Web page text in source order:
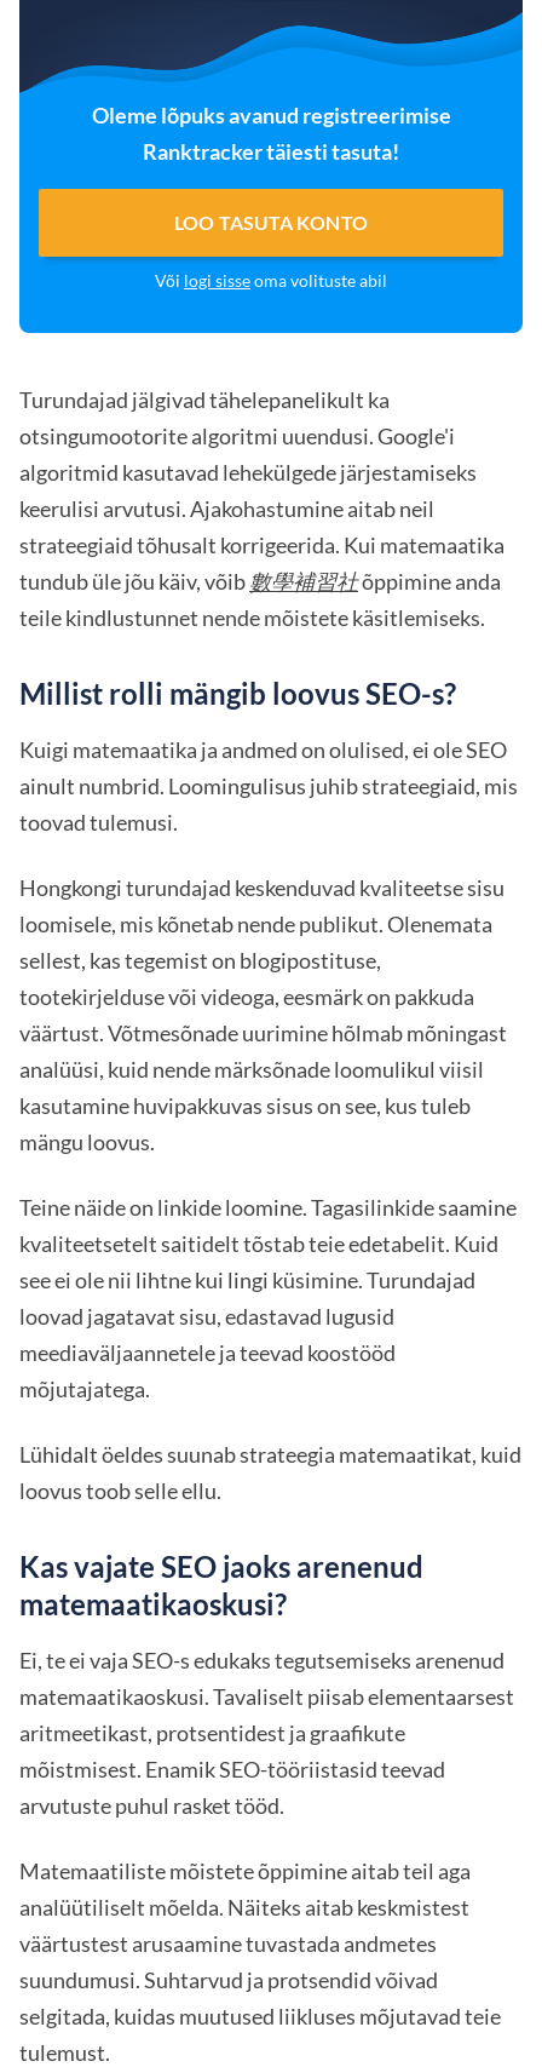
Oleme lõpuks avanud registreerimise
Ranktracker täiesti tasuta!
LOO TASUTA KONTO
Või logi sisseoma volituste abil
Turundajad jälgivad tähelepanelikult ka
otsingumootorite algoritmi uuendusi. Google'i
algoritmid kasutavad lehekülgede järjestamiseks
keerulisi arvutusi. Ajakohastumine aitab neil
strateegiaid tõhusalt korrigeerida. Kui matemaatika
tundub üle jõu käiv, võib數學補習社õppimine anda
teile kindlustunnet nende mõistete käsitlemiseks.
Millist rolli mängib loovus SEO-s?
Kuigi matemaatika ja andmed on olulised, ei ole SEO
ainult numbrid. Loomingulisus juhib strateegiaid, mis
toovad tulemusi.
Hongkongi turundajad keskenduvad kvaliteetse sisu
loomisele, mis kõnetab nende publikut. Olenemata
sellest, kas tegemist on blogipostituse,
tootekirjelduse või videoga, eesmärk on pakkuda
väärtust. Võtmesõnade uurimine hõlmab mõningast
analüüsi, kuid nende märksõnade loomulikul viisil
kasutamine huvipakkuvas sisus on see, kus tuleb
mängu loovus.
Teine näide on linkide loomine. Tagasilinkide saamine
kvaliteetsetelt saitidelt tõstab teie edetabelit. Kuid
see ei ole nii lihtne kui lingi küsimine. Turundajad
loovad jagatavat sisu, edastavad lugusid
meediaväljaannetele ja teevad koostööd
mõjutajatega.
Lühidalt öeldes suunab strateegia matemaatikat, kuid
loovus toob selle ellu.
Kas vajate SEO jaoks arenenud
matemaatikaoskusi?
Ei, te ei vaja SEO-s edukaks tegutsemiseks arenenud
matemaatikaoskusi. Tavaliselt piisab elementaarsest
aritmeetikast, protsentidest ja graafikute
mõistmisest. Enamik SEO-tööriistasid teevad
arvutuste puhul rasket tööd.
Matemaatiliste mõistete õppimine aitab teil aga
analüütiliselt mõelda. Näiteks aitab keskmistest
väärtustest arusaamine tuvastada andmetes
suundumusi. Suhtarvud ja protsendid võivad
selgitada, kuidas muutused liikluses mõjutavad teie
tulemust.